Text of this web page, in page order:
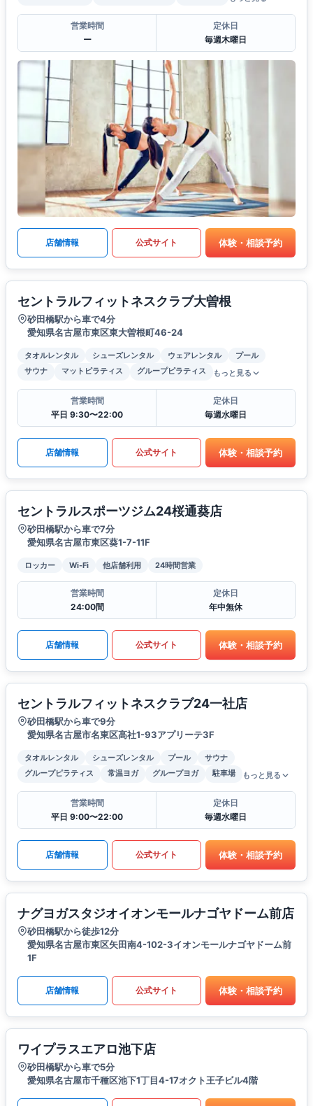
営業時間
ー
定休日
毎週木曜日
店舗情報 公式サイト 体験・相談予約
セントラルフィットネスクラブ大曽根
砂田橋駅から車で4分
愛知県名古屋市東区東大曽根町46-24
タオルレンタル シューズレンタル ウェアレンタル
プール
サウナ
マットピラティス グループピラティス もっと見る
営業時間
平日 9:30〜22:00
定休日
毎週水曜日
店舗情報 公式サイト 体験・相談予約
セントラルスポーツジム24桜通葵店
砂田橋駅から車で7分
愛知県名古屋市東区葵1-7-11F
ロッカー Wi-Fi 他店舗利用 24時間営業
営業時間
24:00間
定休日
年中無休
店舗情報 公式サイト 体験・相談予約
セントラルフィットネスクラブ24一社店
砂田橋駅から車で9分
愛知県名古屋市名東区高社1-93アプリーテ3F
タオルレンタル シューズレンタル プール
サウナ
グループピラティス
常温ヨガ グループヨガ 駐車場 もっと見る
営業時間
平日 9:00〜22:00
定休日
毎週水曜日
店舗情報 公式サイト 体験・相談予約
ナグヨガスタジオイオンモールナゴヤドーム前店
砂田橋駅から徒歩12分
愛知県名古屋市東区矢田南4-102-3イオンモールナゴヤドーム前
1F
店舗情報 公式サイト 体験・相談予約
ワイプラスエアロ池下店
砂田橋駅から車で5分
愛知県名古屋市千種区池下1丁目4-17オクト王子ビル4階